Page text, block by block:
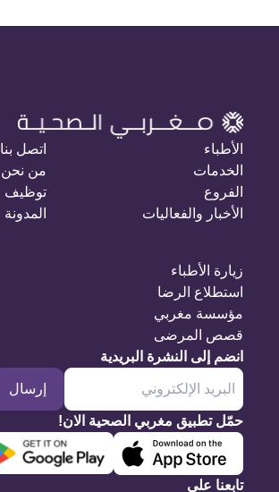
الأطباء
الخدمات
الفروع
الأخبار والفعاليات
اتصل بنا
من نحن
توظيف
المدونة
زيارة الأطباء
استطلاع الرضا
مؤسسة مغربي
قصص المرضى
انضم إلى النشرة البريدية
إرسال
حمّل تطبيق مغربي الصحية الان!
تابعنا على